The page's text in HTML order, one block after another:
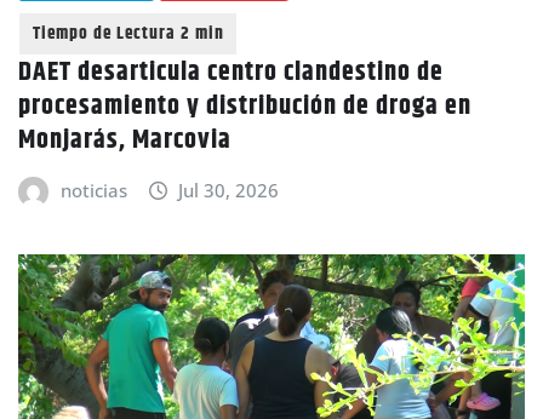
DAET desarticula centro clandestino de
procesamiento y distribución de droga en
Monjarás, Marcovia
noticias Jul 30, 2026